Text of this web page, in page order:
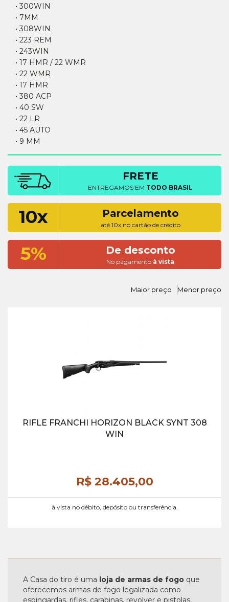
• 300WIN
• 7MM
• 308WIN
• 223 REM
• 243WIN
• 17 HMR / 22 WMR
• 22 WMR
• 17 HMR
• 380 ACP
• 40 SW
• 22 LR
• 45 AUTO
• 9 MM
FRETE
ENTREGAMOS EM TODO BRASIL
10x Parcelamento
até 10x no cartão de crédito
5% De desconto
No pagamento à vista
Maior preço Menor preço
RIFLE FRANCHI HORIZON BLACK SYNT 308
WIN
R$ 28.405,00
à vista no débito, depósito ou transferência.
A Casa do tiro é uma loja de armas de fogo que
oferecemos armas de fogo legalizada como
espingardas, rifles, carabinas, revolver e pistolas,